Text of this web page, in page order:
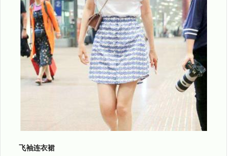
飞袖连衣裙